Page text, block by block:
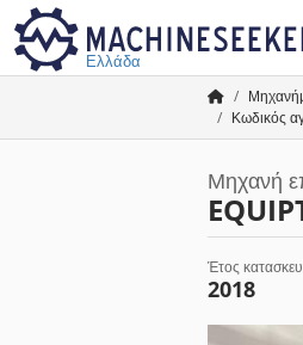
Ελλάδα
Κωδικός
Μηχανή
Έτος
2018